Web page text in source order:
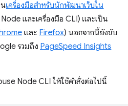
เครื่องมือสำหรับนักพัฒนาเว็บใน
และเครื่องมือ CLI) และเป็น
และ Firefox) นอกจากนี้ยังขับ
รวมถึง PageSpeed Insights
Node CLI ให้ใช้คำสั่งต่อไปนี้